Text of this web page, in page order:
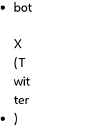
bot
X
(T
wit
ter
)